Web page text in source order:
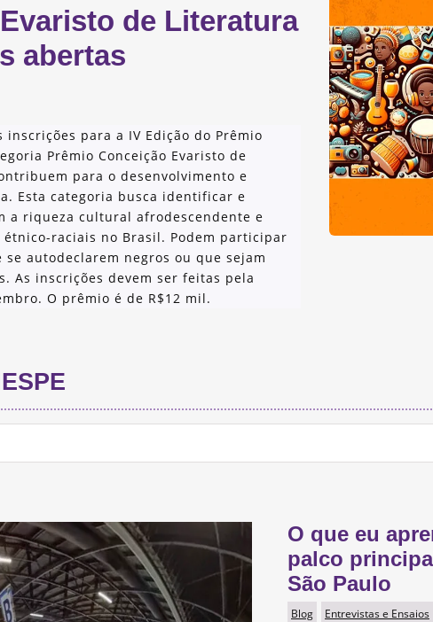
de Literatura
abertas
para a IV Edição do Prêmio
Prêmio Conceição Evaristo de
para o desenvolvimento e
Esta categoria busca identificar e
a riqueza cultural afrodescendente e
raciais no Brasil. Podem participar
autodeclarem negros ou que sejam
As inscrições devem ser feitas pela
O prêmio é de R$12 mil.
O que eu
palco
São Paulo
Blog Entrevistas e Ensaios